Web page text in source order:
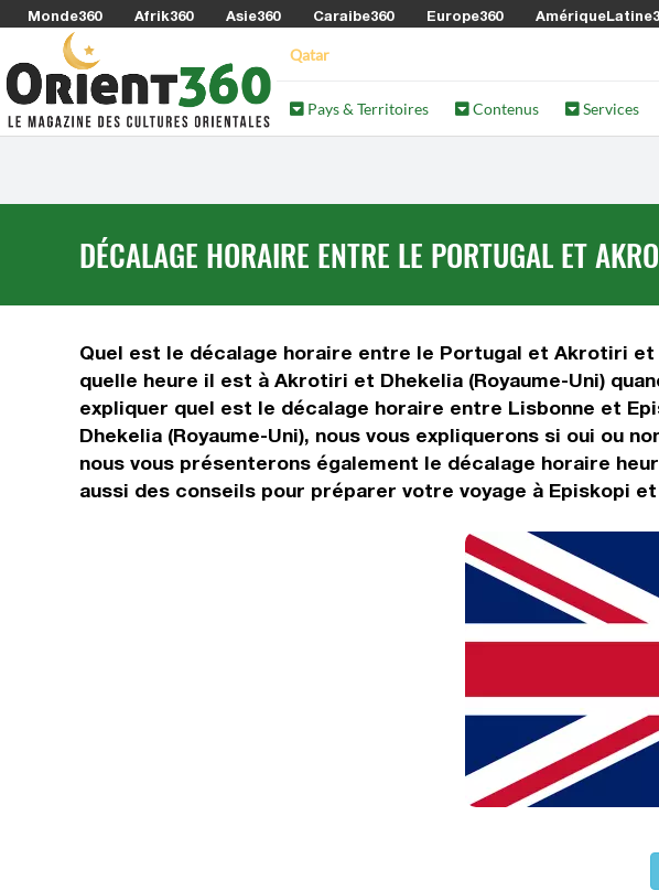
Monde360 Afrik360 Asie360 Caraibe360 Europe360
Qatar
Pays & Territoires Contenus Services
DÉCALAGE HORAIRE ENTRE LE PORTUGAL ET
Quel est le décalage horaire entre le Portugal et Akrotiri
quelle heure il est à Akrotiri et Dhekelia (Royaume-Uni)
expliquer quel est le décalage horaire entre Lisbonne et
Dhekelia (Royaume-Uni), nous vous expliquerons si oui ou
nous vous présenterons également le décalage horaire
aussi des conseils pour préparer votre voyage à Episkopi